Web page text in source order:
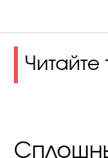
Читайте